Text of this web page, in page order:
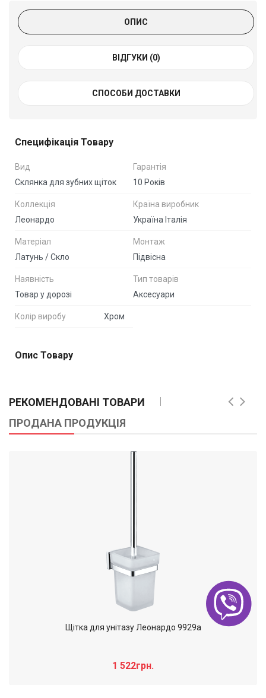
ОПИС
ВІДГУКИ (0)
СПОСОБИ ДОСТАВКИ
Специфікація Товару
Вид
Склянка для зубних щіток
Гарантія
10 Років
Коллекція
Леонардо
Країна виробник
Україна Італія
Матеріал
Латунь / Скло
Монтаж
Підвісна
Наявність
Товар у дорозі
Тип товарів
Аксесуари
Колір виробу Хром
Опис Товару
РЕКОМЕНДОВАНІ ТОВАРИ
ПРОДАНА ПРОДУКЦІЯ
Щітка для унітазу Леонардо 9929а
1 522грн.